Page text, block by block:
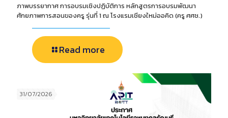
ภาพบรรยากาศ การอบรมเชิงปฏิบัติการ หลักสูตรการอบรมพัฒนา
ศักยภาพการสอนของครู รุ่นที่ 1 ณ โรงแรมเชียงใหม่ออคิด (ครู ศศช.)
Read more
31/07/2026